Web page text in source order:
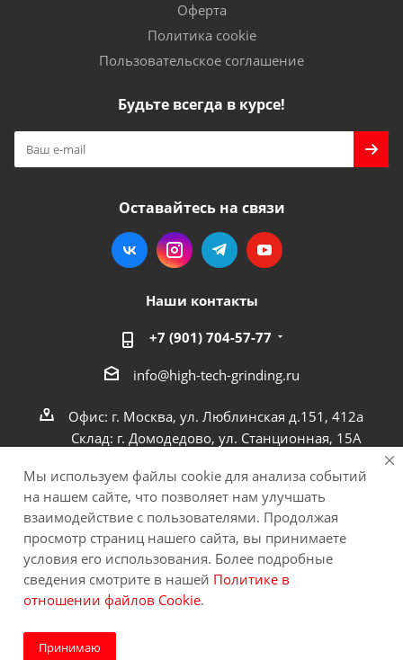
Оферта
Политика cookie
Пользовательское соглашение
Будьте всегда в курсе!
Оставайтесь на связи
Наши контакты
+7 (901) 704-57-77
info@high-tech-grinding.ru
Офис: г. Москва, ул. Люблинская д.151, 412a
Склад: г. Домодедово, ул. Станционная, 15А
© 2011−2026, © ООО «ЕвроСпецПол». Все права
защищены.
Мы используем файлы cookie для анализа событий
на нашем сайте, что позволяет нам улучшать
взаимодействие с пользователями. Продолжая
просмотр страниц нашего сайта, вы принимаете
условия его использования. Более подробные
сведения смотрите в нашей Политике в
отношении файлов Cookie.
Принимаю